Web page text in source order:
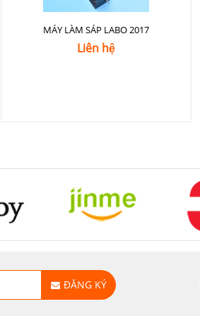
MÁY LÀM SÁP LABO 2017
Liên hệ
ĐĂNG KÝ